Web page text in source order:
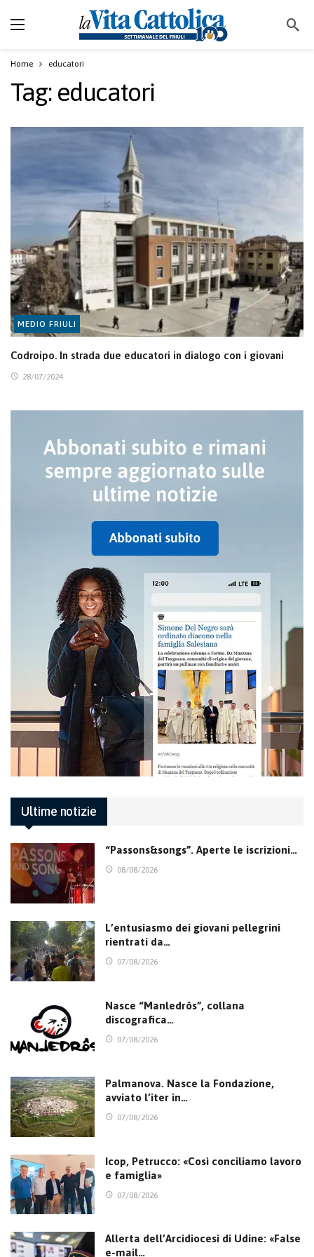
Home educatori
Tag: educatori
MEDIO FRIULI
Codroipo. In strada due educatori in dialogo con i giovani
28/07/2024
Ultime notizie
“Passons&songs”. Aperte le iscrizioni…
08/08/2026
L’entusiasmo dei giovani pellegrini
rientrati da…
07/08/2026
Nasce “Manledrôs”, collana
discografica…
07/08/2026
Palmanova. Nasce la Fondazione,
avviato l’iter in…
07/08/2026
Icop, Petrucco: «Così conciliamo lavoro
e famiglia»
07/08/2026
Allerta dell’Arcidiocesi di Udine: «False
e-mail…